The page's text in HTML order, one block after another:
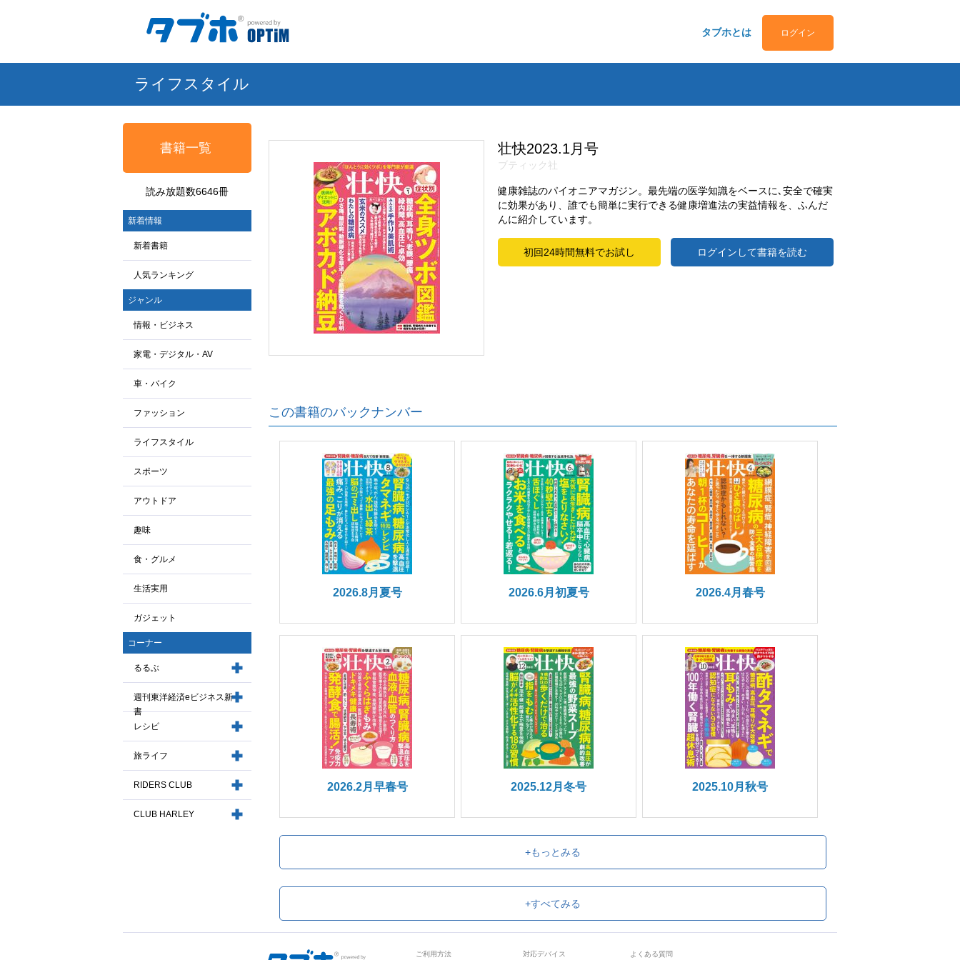
タブホとは ログイン
ライフスタイル
書籍一覧
読み放題数6646冊
新着情報
新着書籍
人気ランキング
ジャンル
情報・ビジネス
家電・デジタル・AV
車・バイク
ファッション
ライフスタイル
スポーツ
アウトドア
趣味
食・グルメ
生活実用
ガジェット
コーナー
るるぶ
週刊東洋経済eビジネス新
書
レシピ
旅ライフ
RIDERS CLUB
CLUB HARLEY
壮快2023.1月号
ブティック社
健康雑誌のパイオニアマガジン。最先端の医学知識をベースに､安全で確実
に効果があり、誰でも簡単に実行できる健康増進法の実益情報を、ふんだ
んに紹介しています。
初回24時間無料でお試し ログインして書籍を読む
この書籍のバックナンバー
2026.8月夏号 2026.6月初夏号 2026.4月春号
2026.2月早春号 2025.12月冬号 2025.10月秋号
+もっとみる
+すべてみる
ご利用方法 対応デバイス よくある質問